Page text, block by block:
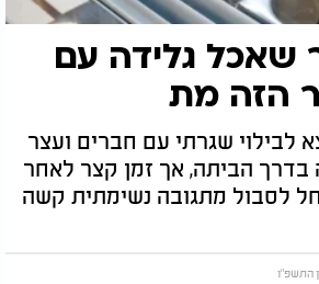
שאכל גלידה עם
הזה מת
לבילוי שגרתי עם חברים ועצר
בדרך הביתה, אך זמן קצר לאחר
לסבול מתגובה נשימתית קשה